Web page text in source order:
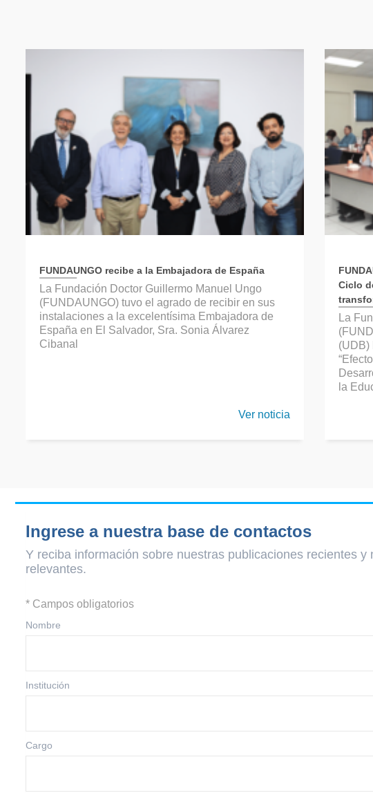
FUNDAUNGO recibe a la Embajadora de España
La Fundación Doctor Guillermo Manuel Ungo
(FUNDAUNGO) tuvo el agrado de recibir en sus
instalaciones a la excelentísima Embajadora de
España en El Salvador, Sra. Sonia Álvarez
Cibanal
Ver noticia
Ciclo
La
(UDB)
la
Ingrese a nuestra base de contactos
Y reciba información sobre nuestras publicaciones recientes y
relevantes.
* Campos obligatorios
Nombre
Institución
Cargo